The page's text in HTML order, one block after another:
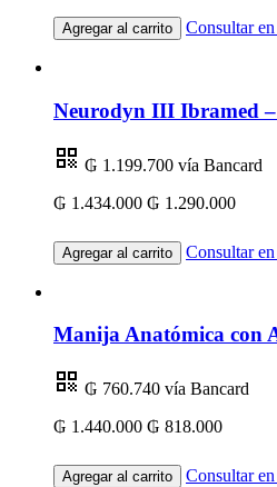
Agregar al carrito Consultar
Neurodyn III Ibramed –
₲ 1.199.700 vía Bancard
₲ 1.434.000 ₲ 1.290.000
Agregar al carrito Consultar
Manija Anatómica con
₲ 760.740 vía Bancard
₲ 1.440.000 ₲ 818.000
Agregar al carrito Consultar